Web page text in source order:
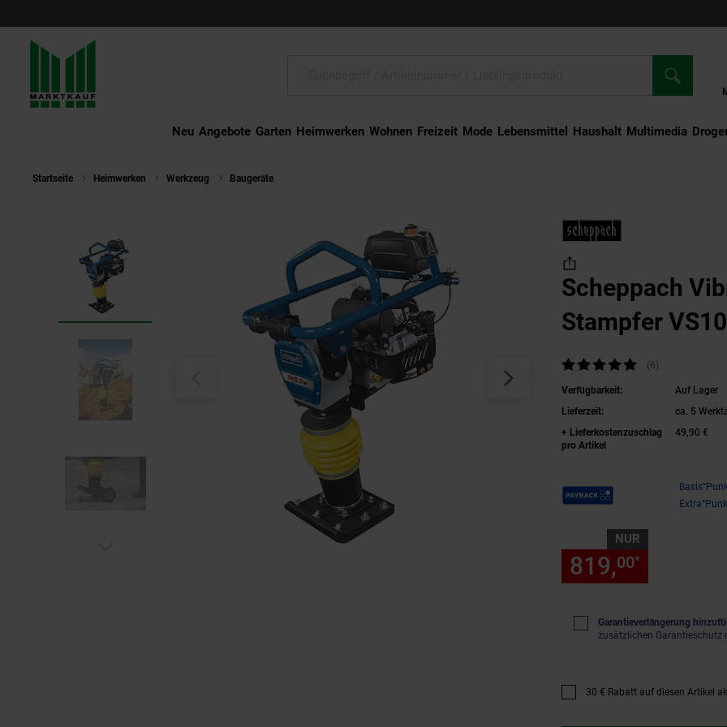
Neu Angebote Garten Heimwerken Wohnen Freizeit Mode Lebensmittel Haushalt Multimedia
Startseite Heimwerken Werkzeug Baugeräte
Scheppach
Stampfer
Kundenbewertung: 4,83 von 5 Sternen
(6)
Verfügbarkeit:
Auf Lager
Lieferzeit:
ca. 5
+ Lieferkostenzuschlag
pro Artikel
49,90 €
Payback Punkte
NUR
819,00*
Garantieverlängerung
zusätzlichen Garantieschutz
Promotion "30 € Rabatt auf
30 € Rabatt auf diesen Artikel